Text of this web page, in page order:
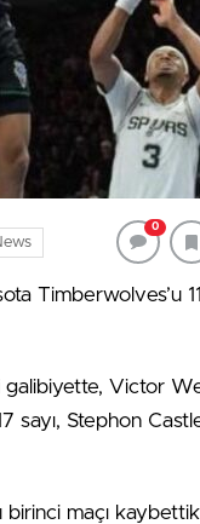
0
Timberwolves’u
galibiyette, Victor
sayı, Stephon
birinci maçı